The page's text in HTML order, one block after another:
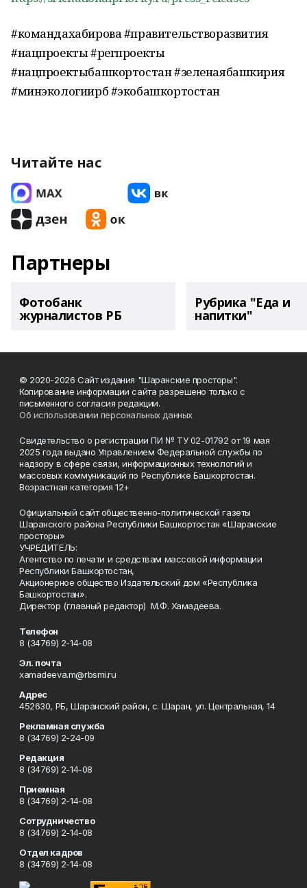
#командахабирова #правительстворазвития
#нацпроекты #регпроекты
#нацпроектыбашкортостан #зеленаябашкирия
#минэкологиирб #экобашкортостан
Читайте нас
Партнеры
Фотобанк
журналистов РБ
Рубрика "Еда и
напитки"
© 2020-2026 Сайт издания "Шаранские просторы".
Копирование информации сайта разрешено только с
письменного согласия редакции.
Об использовании персональных данных
Свидетельство о регистрации ПИ № ТУ 02-01792 от 19 мая
2025 года выдано Управлением Федеральной службы по
надзору в сфере связи, информационных технологий и
массовых коммуникаций по Республике Башкортостан.
Возрастная категория 12+
Официальный сайт общественно-политической газеты
Шаранского района Республики Башкортостан «Шаранские
просторы»
УЧРЕДИТЕЛЬ:
Агентство по печати и средствам массовой информации
Республики Башкортостан,
Акционерное общество Издательский дом «Республика
Башкортостан».
Директор (главный редактор) М.Ф. Хамадеева.
Телефон
8 (34769) 2-14-08
Эл. почта
xamadeeva.m@rbsmi.ru
Адрес
452630, РБ, Шаранский район, с. Шаран, ул. Центральная, 14
Рекламная служба
8 (34769) 2-24-09
Редакция
8 (34769) 2-14-08
Приемная
8 (34769) 2-14-08
Сотрудничество
8 (34769) 2-14-08
Отдел кадров
8 (34769) 2-14-08